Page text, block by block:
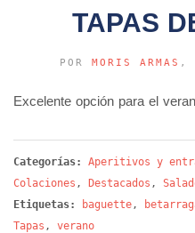
TAPAS
POR MORIS ARMAS ,
Excelente opción para el
Categorías: Aperitivos y
Colaciones , Destacados ,
Etiquetas:
baguette,
Tapas , verano